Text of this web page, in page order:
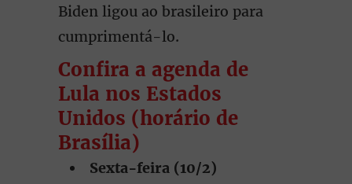
Biden ligou ao brasileiro para
cumprimentá-lo.
Confira a agenda de
Lula nos Estados
Unidos (horário de
Brasília)
Sexta-feira (10/2)